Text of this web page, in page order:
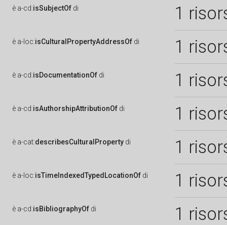
è a-cd:isSubjectOf di 1
è a-loc:isCulturalPropertyAddressOf di 1
è a-cd:isDocumentationOf di 1
è a-cd:isAuthorshipAttributionOf di 1
è a-cat:describesCulturalProperty di 1
è a-loc:isTimeIndexedTypedLocationOf di 1
è a-cd:isBibliographyOf di 1